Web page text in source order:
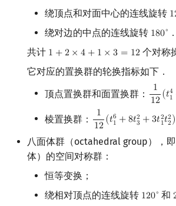
绕顶点和对面中心的连线旋转 1
绕对边的中点的连线旋转 180∘
180∘ ．
共计 1 +2 × 4 + 1 × 3 = 12
1 +2×4 +1 ×3 =12
个对称
它对应的置换群的轮换指标如下．
顶点置换群和面置换群：
1
12(𝑡4
1
112(t1
棱置换群：
1
12(𝑡6
1 +8𝑡2
3 +3𝑡2
1𝑡2
2)
112(t16+8t32+3t12t22
八面体群（octahedral group），
体）的空间对称群：
恒等变换；
绕相对顶点的连线旋转 120∘
120∘ 和